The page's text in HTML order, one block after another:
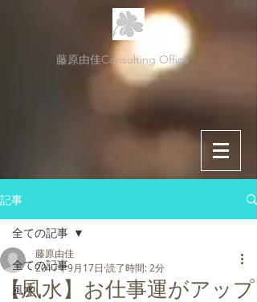
藤原由佳Consulting Office
記事
全ての記事
風水
全ての記事
【風水】お仕事運がアップ
藤原由佳
2017年9月17日 読了時間: 2分